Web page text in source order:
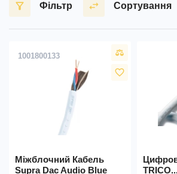
Фільтр Сортування
1001800133
favorite_border
Міжблочний Кабель
Supra Dac Audio Blue